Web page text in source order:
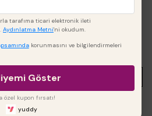
Kopat - Basmalı Kalıp Rakam
tarafıma ticari elektronik ileti
Aydınlatma Metni'ni okudum.
korunmasını ve bilgilendirmeleri
Göster
özel kupon fırsatı!
yuddy